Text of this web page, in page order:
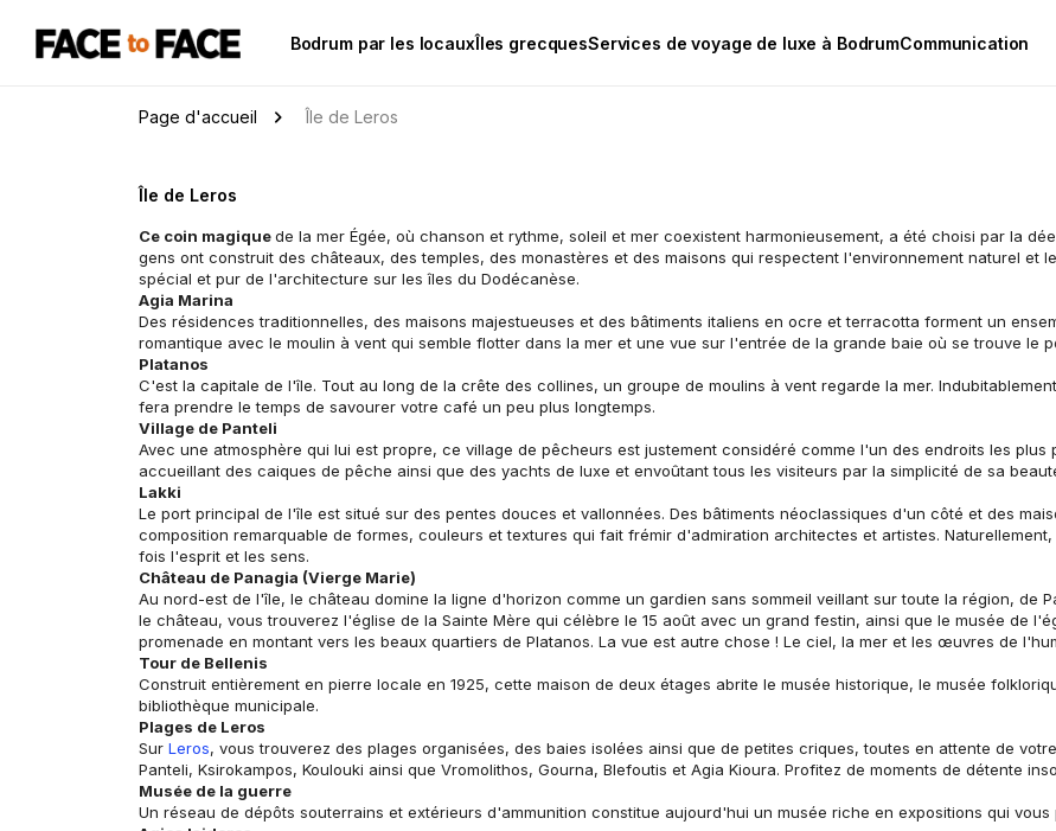
Bodrum par les locauxÎles grecquesServices de voyage de luxe à BodrumCommunication
Page d'accueil Île de Leros
Île de Leros
Ce coin magique de la mer Égée, où chanson et rythme, soleil et mer coexistent harmonieusement, a été choisi par la
gens ont construit des châteaux, des temples, des monastères et des maisons qui respectent l'environnement naturel et
spécial et pur de l'architecture sur les îles du Dodécanèse.
Agia Marina
Des résidences traditionnelles, des maisons majestueuses et des bâtiments italiens en ocre et terracotta forment un
romantique avec le moulin à vent qui semble flotter dans la mer et une vue sur l'entrée de la grande baie où se trouve le
Platanos
C'est la capitale de l'île. Tout au long de la crête des collines, un groupe de moulins à vent regarde la mer.
fera prendre le temps de savourer votre café un peu plus longtemps.
Village de Panteli
Avec une atmosphère qui lui est propre, ce village de pêcheurs est justement considéré comme l'un des endroits les plus
accueillant des caiques de pêche ainsi que des yachts de luxe et envoûtant tous les visiteurs par la simplicité de sa
Lakki
Le port principal de l'île est situé sur des pentes douces et vallonnées. Des bâtiments néoclassiques d'un côté et des
composition remarquable de formes, couleurs et textures qui fait frémir d'admiration architectes et artistes.
fois l'esprit et les sens.
Château de Panagia (Vierge Marie)
Au nord-est de l'île, le château domine la ligne d'horizon comme un gardien sans sommeil veillant sur toute la région, de
le château, vous trouverez l'église de la Sainte Mère qui célèbre le 15 août avec un grand festin, ainsi que le musée de
promenade en montant vers les beaux quartiers de Platanos. La vue est autre chose ! Le ciel, la mer et les œuvres de
Tour de Bellenis
Construit entièrement en pierre locale en 1925, cette maison de deux étages abrite le musée historique, le musée
bibliothèque municipale.
Plages de Leros
Sur Leros, vous trouverez des plages organisées, des baies isolées ainsi que de petites criques, toutes en attente de
Panteli, Ksirokampos, Koulouki ainsi que Vromolithos, Gourna, Blefoutis et Agia Kioura. Profitez de moments de détente
Musée de la guerre
Un réseau de dépôts souterrains et extérieurs d'ammunition constitue aujourd'hui un musée riche en expositions qui